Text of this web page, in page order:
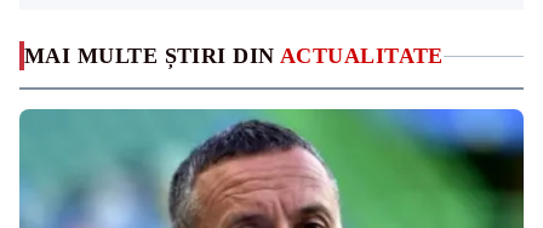
MAI MULTE ȘTIRI DIN ACTUALITATE